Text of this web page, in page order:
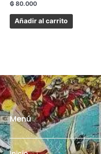
₲ 80.000
Añadir al carrito
Menú